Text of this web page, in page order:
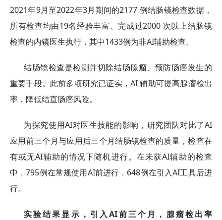
2021年9月至2022年3月期间的2177 例结肠镜检查数据，
所有检查均由19名经验丰富、完成过2000 次以上结肠镜
检查的内镜医生执行，其中1433例为非AI辅助检查。
结肠镜检查是检测并切除结肠腺瘤、预防肠癌发生的
重要手段。此前多项研究已证实，AI 辅助可提高腺瘤检出
率，降低结直肠癌风险。
为探究使用AI对医生技能的影响，研究团队对比了AI
应用前三个月与应用后三个月结肠镜检查的质量，检查在
有或无AI辅助的情况下随机进行。在未获AI辅助的检查
中，795例在常规使用AI前进行，648例在引入AI工具后进
行。
实验结果显示，引入AI前三个月，腺瘤检出率